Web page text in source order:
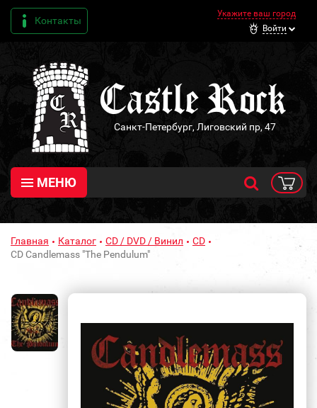
Контакты
Укажите ваш город
Войти
Санкт-Петербург, Лиговский пр, 47
МЕНЮ
Главная Каталог CD / DVD / Винил
CD
CD Candlemass "The Pendulum"